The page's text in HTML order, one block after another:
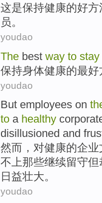
这是保持健康的好方
员。
youdao
The best way to stay
保持身体健康的最好
youdao
But employees on
to a healthy
disillusioned and
然而 ， 对健康的企业
不上那些继续留守但
日益壮大。
youdao